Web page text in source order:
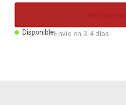
Imanes
Llaveros
Me interesa
DisponibleEnvío en 3-4 días